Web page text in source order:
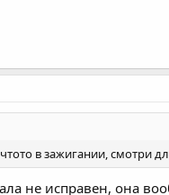
в зажигании, смотри
не исправен, она